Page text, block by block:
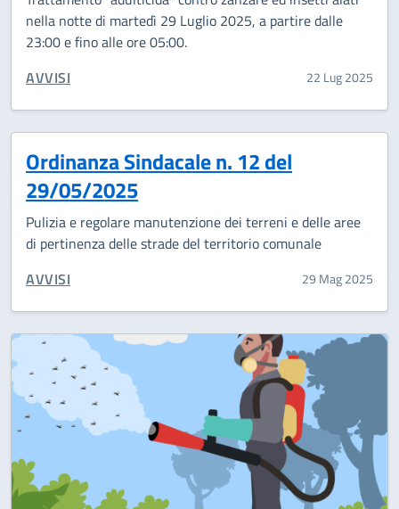
nella notte di martedì 29 Luglio 2025, a partire dalle
23:00 e fino alle ore 05:00.
CATEGORIA CORRELATA:
AVVISI 22 Lug 2025
Ordinanza Sindacale n. 12 del
29/05/2025
Pulizia e regolare manutenzione dei terreni e delle aree
di pertinenza delle strade del territorio comunale
CATEGORIA CORRELATA:
AVVISI 29 Mag 2025